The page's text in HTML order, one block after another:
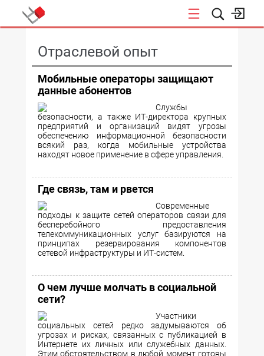
Отраслевой опыт
Мобильные операторы защищают
данные абонентов
Службы
безопасности, а также ИТ-директора крупных
предприятий и организаций видят угрозы
обеспечению информационной безопасности
всякий раз, когда мобильные устройства
находят новое применение в сфере управления.
Где связь, там и рвется
Современные
подходы к защите сетей операторов связи для
бесперебойного предоставления
телекоммуникационных услуг базируются на
принципах резервирования компонентов
сетевой инфраструктуры и ИТ-систем.
О чем лучше молчать в социальной
сети?
Участники
социальных сетей редко задумываются об
угрозах и рисках, связанных с публикацией в
Интернете их личных или служебных данных.
Этим обстоятельством в любой момент готовы